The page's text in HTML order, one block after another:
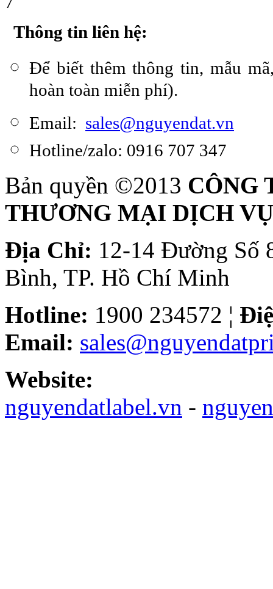
Thông tin liên hệ:
Để biết thêm thông tin, mẫu
hoàn toàn miễn phí).
Email: sales@nguyendat.vn
Hotline/zalo: 0916 707 347
Bản quyền ©2013 CÔNG
THƯƠNG MẠI DỊCH
Địa Chỉ: 12-14 Đường Số
Bình, TP. Hồ Chí Minh
Hotline: 1900 234572 ¦
Email:
Website:
nguyendatlabel.vn -